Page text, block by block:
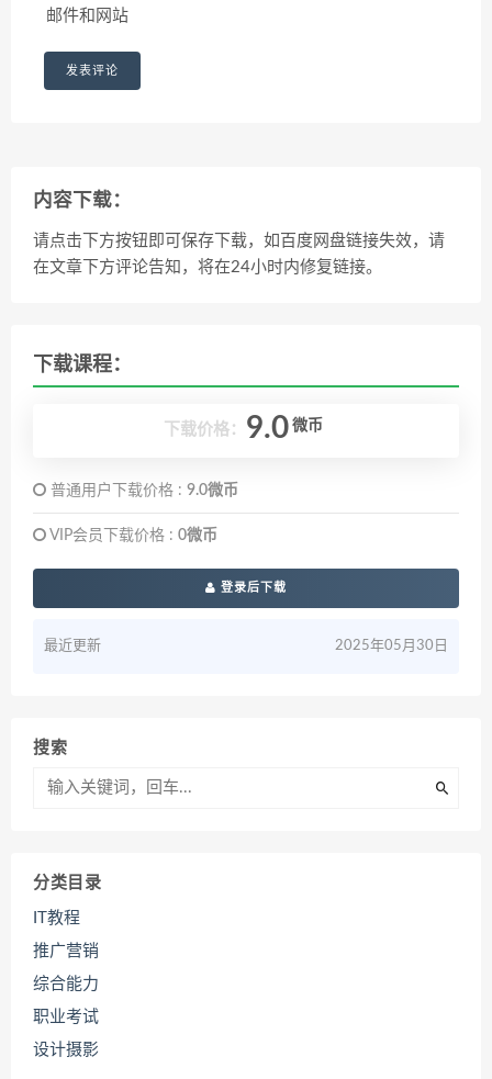
邮件和网站
内容下载：
请点击下方按钮即可保存下载，如百度网盘链接失效，请
在文章下方评论告知，将在24小时内修复链接。
下载课程：
下载价格： 9.0 微币
普通用户下载价格 : 9.0微币
VIP会员下载价格 : 0微币
登录后下载
最近更新 2025年05月30日
搜索
分类目录
IT教程
推广营销
综合能力
职业考试
设计摄影